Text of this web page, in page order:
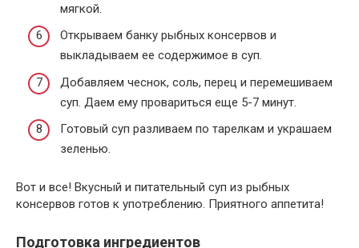
мягкой.
Открываем банку рыбных консервов и
выкладываем ее содержимое в суп.
Добавляем чеснок, соль, перец и перемешиваем
суп. Даем ему провариться еще 5-7 минут.
Готовый суп разливаем по тарелкам и украшаем
зеленью.
Вот и все! Вкусный и питательный суп из рыбных
консервов готов к употреблению. Приятного аппетита!
Подготовка ингредиентов